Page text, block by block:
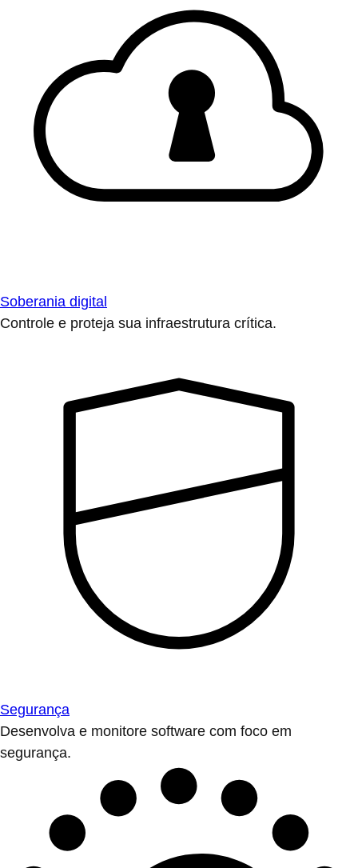
Soberania digital
Controle e proteja sua infraestrutura crítica.
Segurança
Desenvolva e monitore software com foco em
segurança.